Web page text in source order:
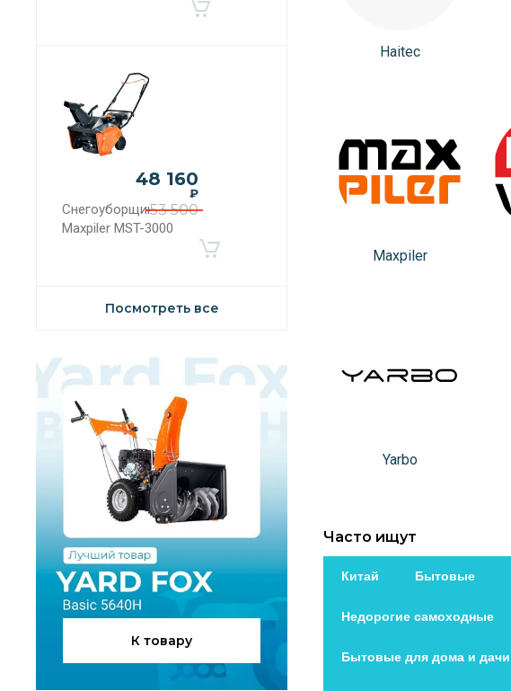
Снегоуборщик
Maxpiler MST-3000
53 500
48 160
₽
Посмотреть все
К товару
Haitec
Maxpiler
Yarbo
Часто ищут
Китай Бытовые
Недорогие самоходные
Бытовые для дома и дачи